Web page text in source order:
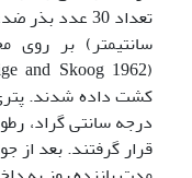
قرار گرفتند. بعد از